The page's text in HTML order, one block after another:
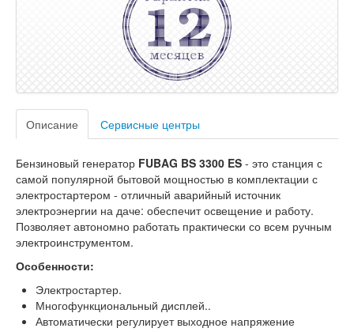
Описание Сервисные центры
Бензиновый генератор FUBAG BS 3300 ES - это станция с
самой популярной бытовой мощностью в комплектации с
электростартером - отличный аварийный источник
электроэнергии на даче: обеспечит освещение и работу.
Позволяет автономно работать практически со всем ручным
электроинструментом.
Особенности:
Электростартер.
Многофункциональный дисплей..
Автоматически регулирует выходное напряжение